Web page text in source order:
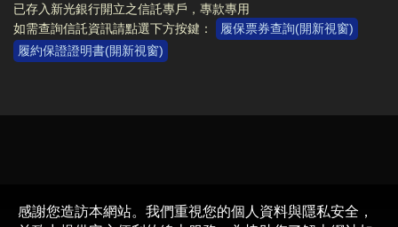
已存入新光銀行開立之信託專戶，專款專用
如需查詢信託資訊請點選下方按鍵：
履保票券查詢(開新視窗)
履約保證證明書(開新視窗)